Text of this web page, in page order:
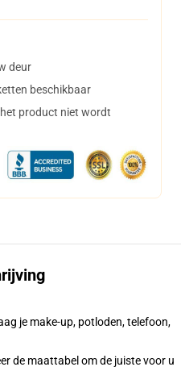
deur
beschikbaar
product niet wordt
je make-up, potloden, telefoon,
de maattabel om de juiste voor u